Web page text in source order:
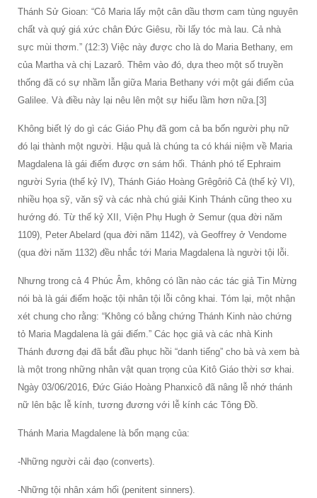
Thánh Sử Gioan: “Cô Maria lấy một cân dầu thơm cam tùng nguyên
chất và quý giá xức chân Đức Giêsu, rồi lấy tóc mà lau. Cả nhà
sực mùi thơm.” (12:3) Việc này được cho là do Maria Bethany, em
của Martha và chị Lazarô. Thêm vào đó, dựa theo một số truyền
thống đã có sự nhầm lẫn giữa Maria Bethany với một gái điếm của
Galilee. Và điều này lại nêu lên một sự hiểu lầm hơn nữa.[3]
Không biết lý do gì các Giáo Phụ đã gom cả ba bốn người phụ nữ
đó lại thành một người. Hậu quả là chúng ta có khái niệm về Maria
Magdalena là gái điếm được ơn sám hối. Thánh phó tế Ephraim
người Syria (thế kỷ IV), Thánh Giáo Hoàng Grêgôriô Cả (thế kỷ VI),
nhiều họa sỹ, văn sỹ và các nhà chú giải Kinh Thánh cũng theo xu
hướng đó. Từ thế kỷ XII, Viện Phụ Hugh ở Semur (qua đời năm
1109), Peter Abelard (qua đời năm 1142), và Geoffrey ở Vendome
(qua đời năm 1132) đều nhắc tới Maria Magdalena là người tội lỗi.
Nhưng trong cả 4 Phúc Âm, không có lần nào các tác giả Tin Mừng
nói bà là gái điếm hoặc tội nhân tội lỗi công khai. Tóm lại, một nhận
xét chung cho rằng: “Không có bằng chứng Thánh Kinh nào chứng
tỏ Maria Magdalena là gái điếm.” Các học giả và các nhà Kinh
Thánh đương đại đã bắt đầu phục hồi “danh tiếng” cho bà và xem bà
là một trong những nhân vật quan trọng của Kitô Giáo thời sơ khai.
Ngày 03/06/2016, Đức Giáo Hoàng Phanxicô đã nâng lễ nhớ thánh
nữ lên bậc lễ kính, tương đương với lễ kính các Tông Đồ.
Thánh Maria Magdalene là bổn mạng của:
-Những người cải đạo (converts).
-Những tội nhân xám hối (penitent sinners).